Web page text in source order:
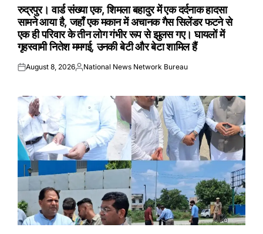
रुद्रपुर। वार्ड संख्या एक, शिमला बहादुर में एक दर्दनाक हादसा
सामने आया है, जहाँ एक मकान में अचानक गैस सिलेंडर फटने से
एक ही परिवार के तीन लोग गंभीर रूप से झुलस गए। घायलों में
गृहस्वामी नितेश ममगई, उनकी बेटी और बेटा शामिल हैं
Posted
August 8, 2026Posted
National News Network Bureau